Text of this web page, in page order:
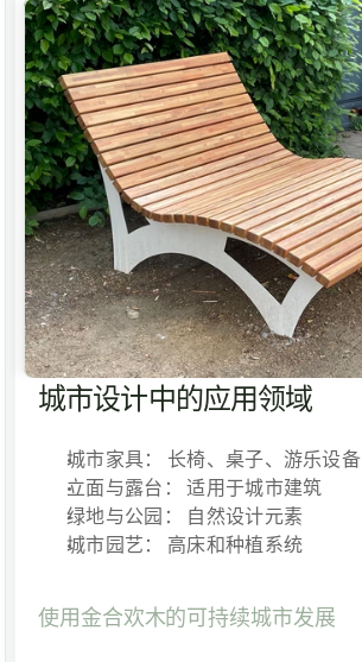
城市设计中的应用领域
城市家具：
长椅、桌子、游乐设备
立面与露台：
适用于城市建筑
绿地与公园：
自然设计元素
城市园艺：
高床和种植系统
使用金合欢木的可持续城市发展